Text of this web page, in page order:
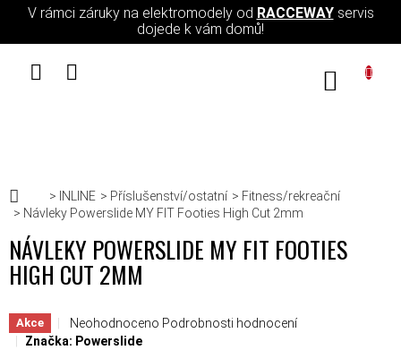
Přejít na obsah
V rámci záruky na elektromodely od RACCEWAYservis
dojede k vám domů!
DomůINLINE Příslušenství/ostatní
Fitness/rekreační
Návleky Powerslide MY FIT Footies High Cut 2mm
NÁVLEKY POWERSLIDE MY FIT FOOTIES
HIGH CUT 2MM
Akce Průměrné hodnocení produktu je 0,0 z 5 hvězdiček.
Neohodnoceno Podrobnosti hodnocení
Značka: Powerslide